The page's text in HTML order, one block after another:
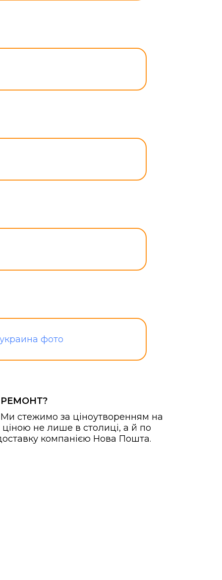
РЕМОНТ?
Ми стежимо за ціноутворенням на
не лише в столиці, а й по
компанією Нова Пошта.